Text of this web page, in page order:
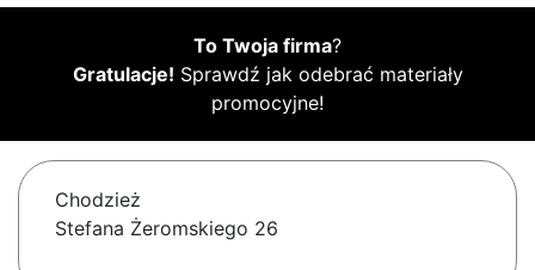
To Twoja firma?
Gratulacje! Sprawdź jak odebrać materiały
promocyjne!
Chodzież
Stefana Żeromskiego 26